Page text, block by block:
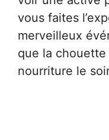
vous faites
merveilleux
que la
nourriture le